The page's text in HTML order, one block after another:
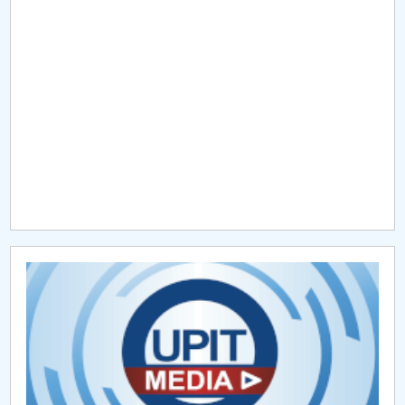
CAR2026
MENIU CANTINA
Platforme utile FECC (CUP)
Ghidul bobocului FECC (CUP)